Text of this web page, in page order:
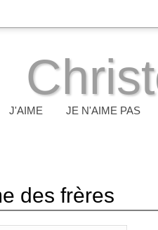
J'AIME JE N'AIME PAS
des frères